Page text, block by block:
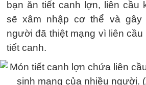
bạn ăn tiết canh lợn, liên cầu
sẽ xâm nhập cơ thể và gây
người đã thiệt mạng vì liên
tiết canh.